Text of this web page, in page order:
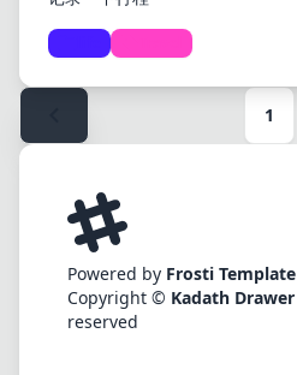
1
Powered by Frosti Template
Copyright © Kadath Drawer
reserved